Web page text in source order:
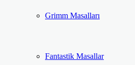
Grimm Masalları
Fantastik Masallar